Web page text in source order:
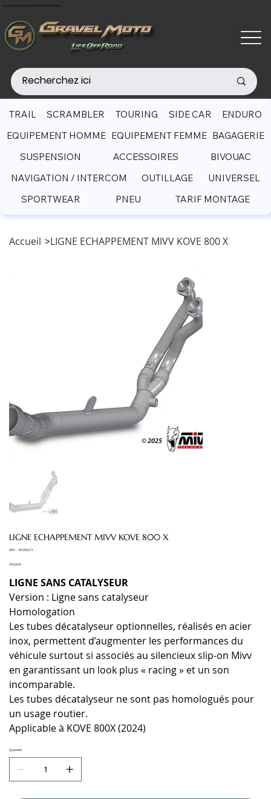
Livraison gratuite à partir de 200€ d'achat
Accueil >LIGNE ECHAPPEMENT MIVV KOVE 800 X
LIGNE ECHAPPEMENT MIVV KOVE 800 X
SKU : SKU
KO.002.C1
Prix
470,00 €
LIGNE SANS CATALYSEUR
Version : Ligne sans catalyseur
Homologation
Les tubes décatalyseur optionnelles, réalisés en acier
inox, permettent d’augmenter les performances du
véhicule surtout si associés au silencieux slip-on Mivv
en garantissant un look plus « racing » et un son
incomparable.
Les tubes décatalyseur ne sont pas homologués pour
un usage routier.
Applicable à KOVE 800X (2024)
Quantité
TRAIL SCRAMBLER TOURING SIDE CAR
ENDURO
EQUIPEMENT HOMME EQUIPEMENT FEMME BAGAGERIE
SUSPENSION
ACCESSOIRES
BIVOUAC
NAVIGATION / INTERCOM
OUTILLAGE
UNIVERSEL
SPORTWEAR
PNEU TARIF MONTAGE